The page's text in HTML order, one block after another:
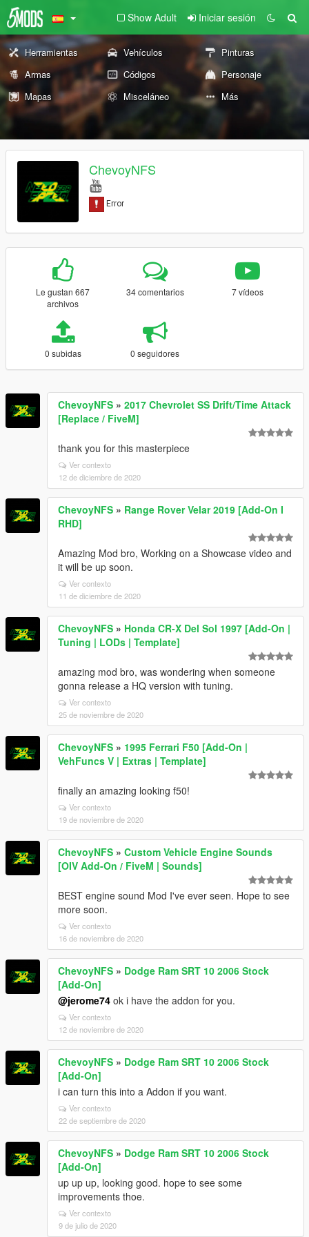
Show Adult Iniciar sesión
Herramientas Vehículos
Pinturas
Armas
Códigos
Personaje
Mapas
Misceláneo Más
ChevoyNFS
Le gustan 667
archivos
34 comentarios 7 vídeos
0 subidas 0 seguidores
ChevoyNFS » 2017 Chevrolet SS Drift/Time Attack
[Replace / FiveM]
thank you for this masterpiece
Ver contexto
12 de diciembre de 2020
ChevoyNFS » Range Rover Velar 2019 [Add-On I
RHD]
Amazing Mod bro, Working on a Showcase video and
it will be up soon.
Ver contexto
11 de diciembre de 2020
ChevoyNFS » Honda CR-X Del Sol 1997 [Add-On |
Tuning | LODs | Template]
amazing mod bro, was wondering when someone
gonna release a HQ version with tuning.
Ver contexto
25 de noviembre de 2020
ChevoyNFS » 1995 Ferrari F50 [Add-On |
VehFuncs V | Extras | Template]
finally an amazing looking f50!
Ver contexto
19 de noviembre de 2020
ChevoyNFS » Custom Vehicle Engine Sounds
[OIV Add-On / FiveM | Sounds]
BEST engine sound Mod I've ever seen. Hope to see
more soon.
Ver contexto
16 de noviembre de 2020
ChevoyNFS » Dodge Ram SRT 10 2006 Stock
[Add-On]
@jerome74 ok i have the addon for you.
Ver contexto
12 de noviembre de 2020
ChevoyNFS » Dodge Ram SRT 10 2006 Stock
[Add-On]
i can turn this into a Addon if you want.
Ver contexto
22 de septiembre de 2020
ChevoyNFS » Dodge Ram SRT 10 2006 Stock
[Add-On]
up up up, looking good. hope to see some
improvements thoe.
Ver contexto
9 de julio de 2020